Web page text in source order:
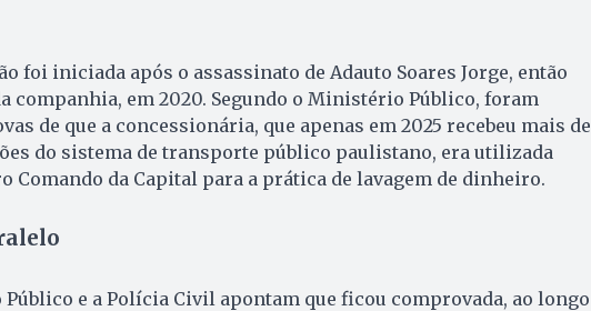
foi iniciada após o assassinato de Adauto Soares Jorge, então
companhia, em 2020. Segundo o Ministério Público, foram
de que a concessionária, que apenas em 2025 recebeu mais de
do sistema de transporte público paulistano, era utilizada
Comando da Capital para a prática de lavagem de dinheiro.
e a Polícia Civil apontam que ficou comprovada, ao longo